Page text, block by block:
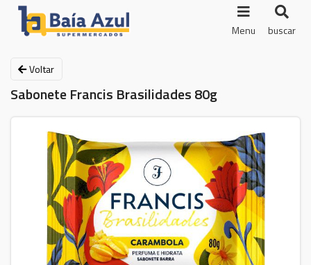
Menu buscar
Voltar
Sabonete Francis Brasilidades 80g